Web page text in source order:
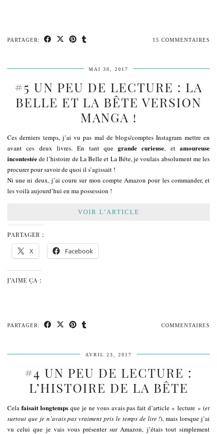
PARTAGER: 15 COMMENTAIRES
MAI 30, 2017
#5 UN PEU DE LECTURE : LA
BELLE ET LA BÊTE VERSION
MANGA !
Ces derniers temps, j’ai vu pas mal de blogs/comptes Instagram mettre en
avant ces deux livres. En tant quegrande curieuse, etamoureuse
incontestéede l’histoire de La Belle et La Bête, je voulais absolument me les
procurer pour savoir de quoi il s’agissait !
Ni une ni deux, j’ai couru sur mon compte Amazon pour les commander, et
les voilà aujourd’hui en ma possession !
VOIR L’ARTICLE
PARTAGER :
X Facebook
J’AIME ÇA :
PARTAGER: COMMENTAIRES
AVRIL 23, 2017
#4 UN PEU DE LECTURE :
L’HISTOIRE DE LA BÊTE
Cela faisait longtempsque je ne vous avais pas fait d’article « lecture » (et
surtout que je n’avais pas vraiment pris le temps de lire !), mais lorsque j’ai
vu celui que je vais vous présenter sur Amazon, j’étais tout simplement